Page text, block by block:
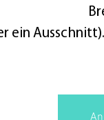
ein